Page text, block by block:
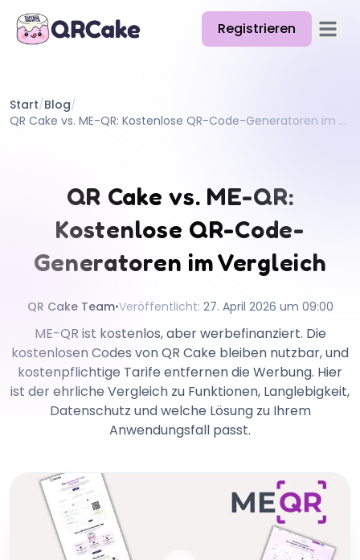
Registrieren
Preise
Hilfe
API
Start/Blog/
QR Cake vs. ME-QR: Kostenlose QR-Code-Generatoren im Vergleich
QR Cake vs. ME-QR:
Kostenlose QR-Code-
Generatoren im Vergleich
QR Cake Team•Veröffentlicht: 27. April 2026 um 09:00
ME-QR ist kostenlos, aber werbefinanziert. Die
kostenlosen Codes von QR Cake bleiben nutzbar, und
kostenpflichtige Tarife entfernen die Werbung. Hier
ist der ehrliche Vergleich zu Funktionen, Langlebigkeit,
Datenschutz und welche Lösung zu Ihrem
Anwendungsfall passt.